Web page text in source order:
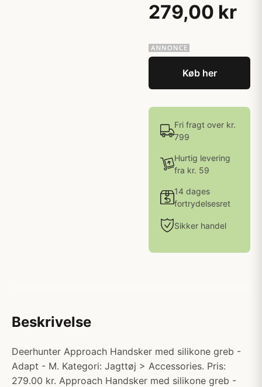
279,00 kr
Køb her
Fri fragt over kr.
799
Hurtig levering
fra kr. 59
14 dages
fortrydelsesret
Sikker handel
Beskrivelse
Deerhunter Approach Handsker med silikone greb -
Adapt - M. Kategori: Jagttøj > Accessories. Pris:
279.00 kr. Approach Handsker med silikone greb -